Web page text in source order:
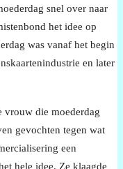
snel over naar
het idee op
was vanaf het begin
en later
vrouw die moederdag
gevochten tegen wat
een
hele idee. Ze klaagde